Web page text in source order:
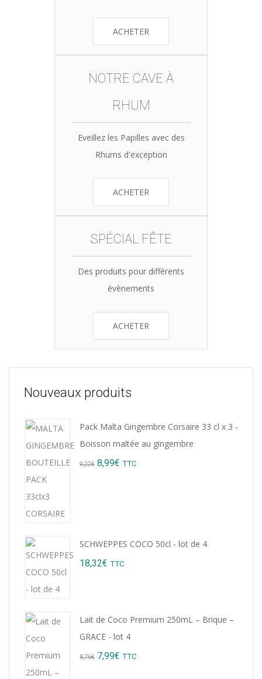
ACHETER
NOTRE CAVE À
RHUM
Eveillez les Papilles avec des
Rhums d'exception
ACHETER
SPÉCIAL FÊTE
Des produits pour différents
évènements
ACHETER
Nouveaux produits
Pack Malta Gingembre Corsaire 33 cl x 3 -
Boisson maltée au gingembre
9,22€ Original
8,99€ Current
TTC
SCHWEPPES COCO 50cl - lot de 4
18,32€ TTC
Lait de Coco Premium 250mL – Brique –
GRACE - lot 4
8,76€ Original
7,99€ Current
TTC